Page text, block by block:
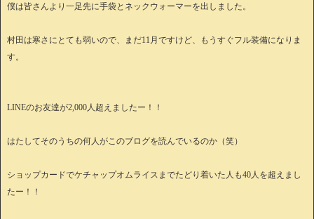
僕は皆さんより一足先に手袋とネックウォーマーを出しました。
村田は寒さにとても弱いので、まだ11月ですけど、もうすぐフル装備になりま
す。
LINEのお友達が2,000人超えましたー！！
はたしてそのうちの何人がこのブログを読んでいるのか（笑）
ショップカードでケチャップオムライスまでたどり着いた人も40人を超えまし
たー！！